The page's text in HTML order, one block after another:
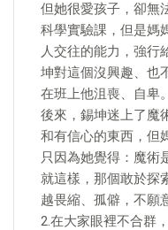
但她很愛孩子，卻無
科學實驗課，但是媽
人交往的能力，強行
坤對這個沒興趣、也
在班上他沮喪、自卑。
後來，錫坤迷上了魔
和有信心的東西，但
只因為她覺得：魔術
就這樣，那個敢於探
越畏縮、孤僻，不願
2.在大家眼裡不合群